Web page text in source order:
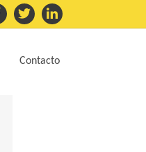
Contacto